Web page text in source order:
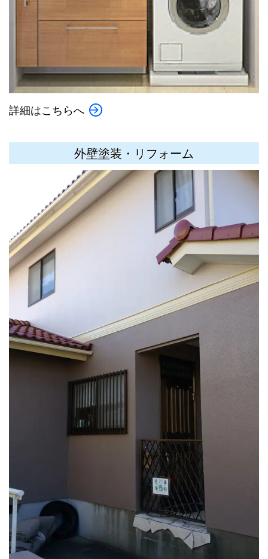
詳細はこちらへ
外壁塗装・リフォーム